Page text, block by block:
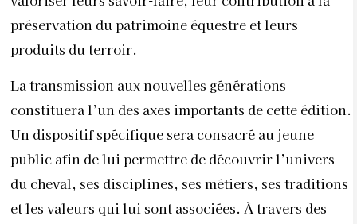
préservation du patrimoine équestre et leurs
produits du terroir.
La transmission aux nouvelles générations
constituera l’un des axes importants de cette édition.
Un dispositif spécifique sera consacré au jeune
public afin de lui permettre de découvrir l’univers
du cheval, ses disciplines, ses métiers, ses traditions
et les valeurs qui lui sont associées. À travers des